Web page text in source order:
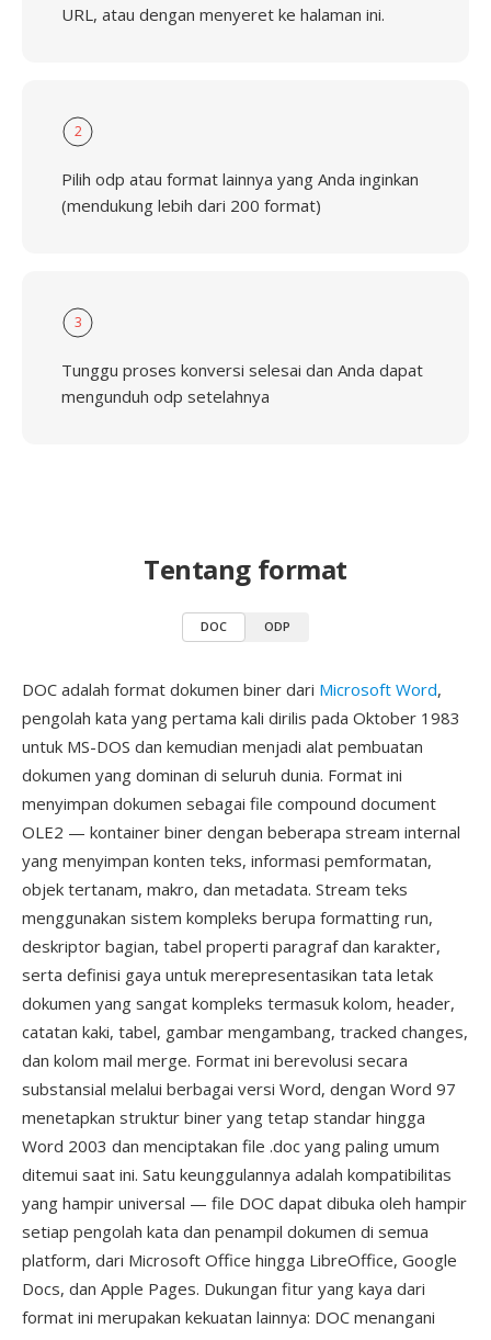
URL, atau dengan menyeret ke halaman ini.
2
Pilih odp atau format lainnya yang Anda inginkan
(mendukung lebih dari 200 format)
3
Tunggu proses konversi selesai dan Anda dapat
mengunduh odp setelahnya
Tentang format
DOC ODP
DOC adalah format dokumen biner dari Microsoft Word,
pengolah kata yang pertama kali dirilis pada Oktober 1983
untuk MS-DOS dan kemudian menjadi alat pembuatan
dokumen yang dominan di seluruh dunia. Format ini
menyimpan dokumen sebagai file compound document
OLE2 — kontainer biner dengan beberapa stream internal
yang menyimpan konten teks, informasi pemformatan,
objek tertanam, makro, dan metadata. Stream teks
menggunakan sistem kompleks berupa formatting run,
deskriptor bagian, tabel properti paragraf dan karakter,
serta definisi gaya untuk merepresentasikan tata letak
dokumen yang sangat kompleks termasuk kolom, header,
catatan kaki, tabel, gambar mengambang, tracked changes,
dan kolom mail merge. Format ini berevolusi secara
substansial melalui berbagai versi Word, dengan Word 97
menetapkan struktur biner yang tetap standar hingga
Word 2003 dan menciptakan file .doc yang paling umum
ditemui saat ini. Satu keunggulannya adalah kompatibilitas
yang hampir universal — file DOC dapat dibuka oleh hampir
setiap pengolah kata dan penampil dokumen di semua
platform, dari Microsoft Office hingga LibreOffice, Google
Docs, dan Apple Pages. Dukungan fitur yang kaya dari
format ini merupakan kekuatan lainnya: DOC menangani